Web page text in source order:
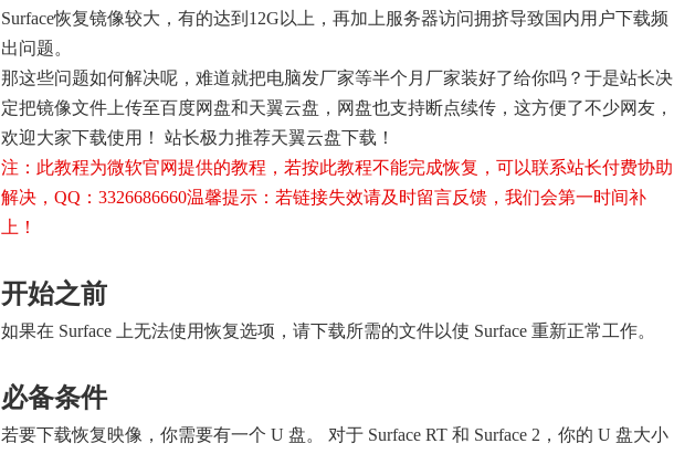
Surface恢复镜像较大，有的达到12G以上，再加上服务器访问拥挤导致国内用户下载频
出问题。
那这些问题如何解决呢，难道就把电脑发厂家等半个月厂家装好了给你吗？于是站长决
定把镜像文件上传至百度网盘和天翼云盘，网盘也支持断点续传，这方便了不少网友，
欢迎大家下载使用！ 站长极力推荐天翼云盘下载！
注：此教程为微软官网提供的教程，若按此教程不能完成恢复，可以联系站长付费协助
解决，QQ：3326686660温馨提示：若链接失效请及时留言反馈，我们会第一时间补
上！
开始之前
如果在 Surface 上无法使用恢复选项，请下载所需的文件以使 Surface 重新正常工作。
必备条件
若要下载恢复映像，你需要有一个 U 盘。 对于 Surface RT 和 Surface 2，你的 U 盘大小